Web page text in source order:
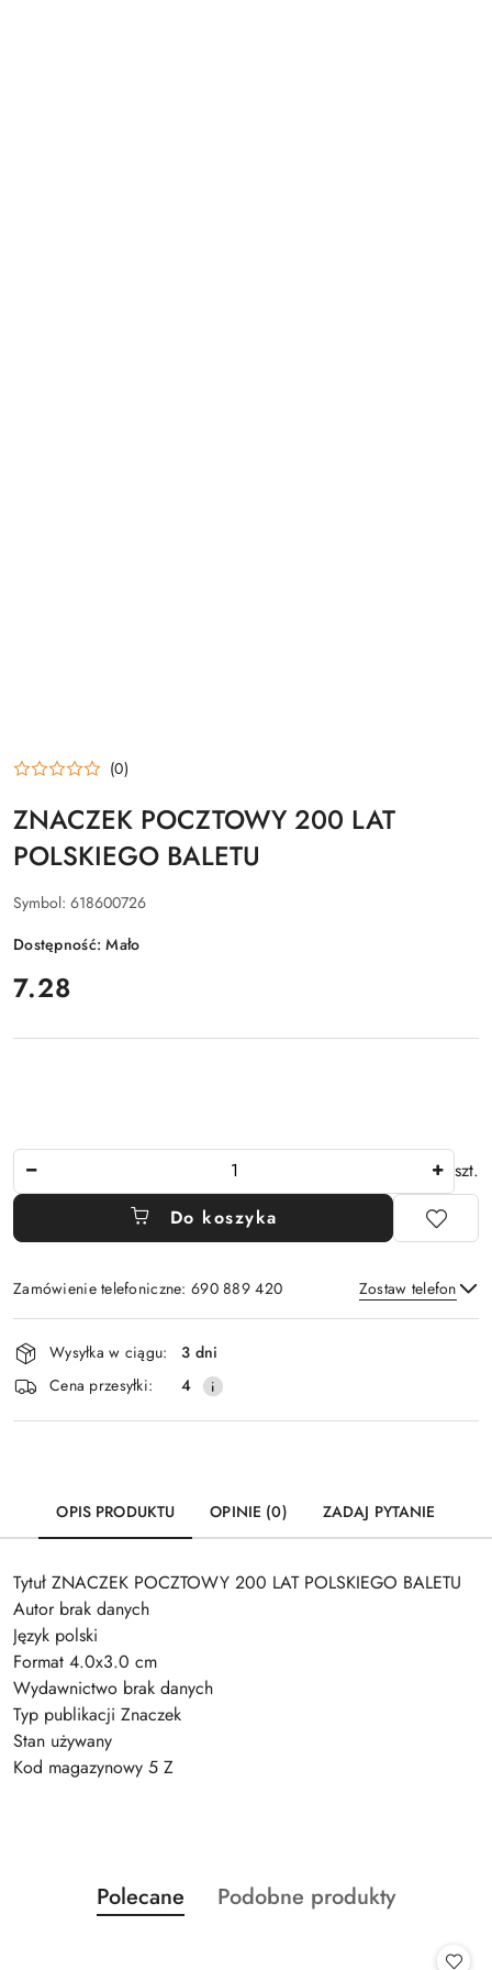
(0)
ZNACZEK POCZTOWY 200 LAT
POLSKIEGO BALETU
Symbol: 618600726
Dostępność:Mało
cena:
7.28
szt.
Do koszyka
Zamówienie telefoniczne: 690 889 420 Zostaw telefon
Wyślij
Dostępność
i
dostawa
Wysyłka w ciągu:
3 dni
Cena przesyłki:
4
OPIS PRODUKTU OPINIE (0) ZADAJ PYTANIE
Tytuł ZNACZEK POCZTOWY 200 LAT POLSKIEGO BALETU
Autor brak danych
Język polski
Format 4.0x3.0 cm
Wydawnictwo brak danych
Typ publikacji Znaczek
Stan używany
Kod magazynowy 5 Z
Pomiń karuzelę produktów
Produkty
o
Polecane
Produkty
Podobne produkty